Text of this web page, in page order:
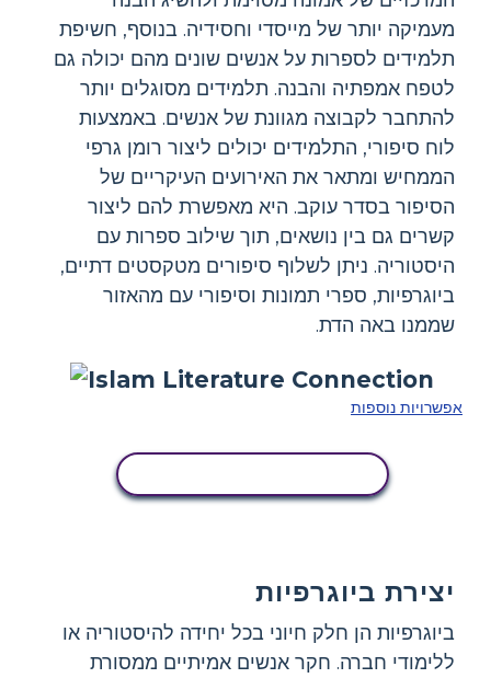
מעמיקה יותר של מייסדי וחסידיה. בנוסף, חשיפת
תלמידים לספרות על אנשים שונים מהם יכולה גם
לטפח אמפתיה והבנה. תלמידים מסוגלים יותר
להתחבר לקבוצה מגוונת של אנשים. באמצעות
לוח סיפורי, התלמידים יכולים ליצור רומן גרפי
הממחיש ומתאר את האירועים העיקריים של
הסיפור בסדר עוקב. היא מאפשרת להם ליצור
קשרים גם בין נושאים, תוך שילוב ספרות עם
היסטוריה. ניתן לשלוף סיפורים מטקסטים דתיים,
ביוגרפיות, ספרי תמונות וסיפורי עם מהאזור
שממנו באה הדת.
אפשרויות נוספות
יצירת ביוגרפיות
ביוגרפיות הן חלק חיוני בכל יחידה להיסטוריה או
ללימודי חברה. חקר אנשים אמיתיים ממסורת